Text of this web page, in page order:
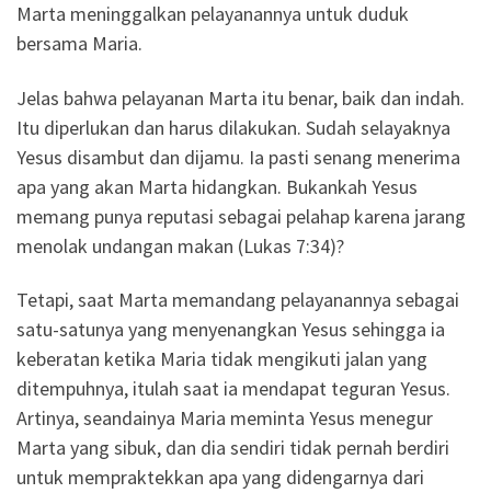
Marta meninggalkan pelayanannya untuk duduk
bersama Maria.
Jelas bahwa pelayanan Marta itu benar, baik dan indah.
Itu diperlukan dan harus dilakukan. Sudah selayaknya
Yesus disambut dan dijamu. Ia pasti senang menerima
apa yang akan Marta hidangkan. Bukankah Yesus
memang punya reputasi sebagai pelahap karena jarang
menolak undangan makan (Lukas 7:34)?
Tetapi, saat Marta memandang pelayanannya sebagai
satu-satunya yang menyenangkan Yesus sehingga ia
keberatan ketika Maria tidak mengikuti jalan yang
ditempuhnya, itulah saat ia mendapat teguran Yesus.
Artinya, seandainya Maria meminta Yesus menegur
Marta yang sibuk, dan dia sendiri tidak pernah berdiri
untuk mempraktekkan apa yang didengarnya dari